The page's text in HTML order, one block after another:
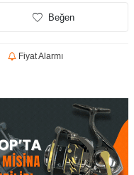
Beğen
Fiyat Alarmı